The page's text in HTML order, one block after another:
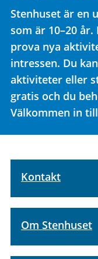
Stenhuset är en
som är 10–20
prova nya
intressen. Du
aktiviteter eller
gratis och du
Välkommen in
Kontakt
Om Stenhuset